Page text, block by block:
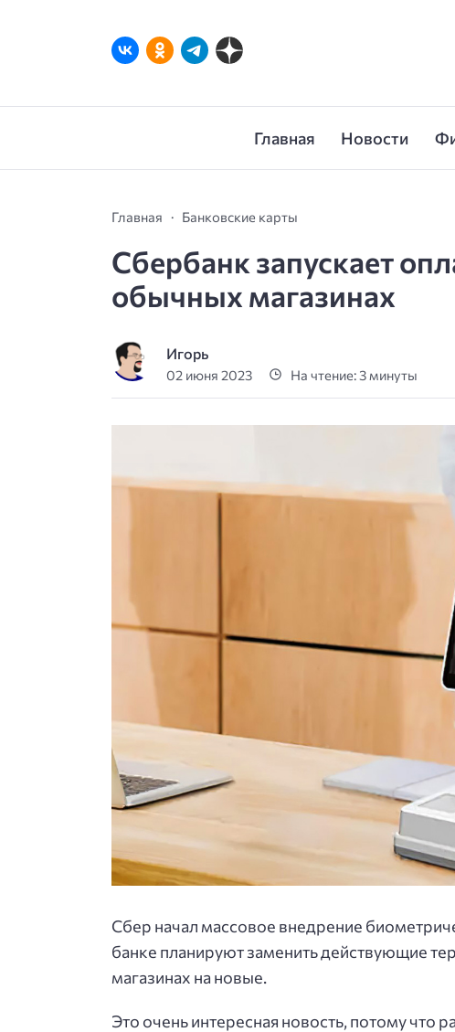
Главная Новости
Главная Банковские карты
Сбербанк запускает
обычных магазинах
Игорь
02 июня 2023 На чтение: 3 минуты
Сбер начал массовое внедрение
банке планируют заменить действующие
магазинах на новые.
Это очень интересная новость, потому что